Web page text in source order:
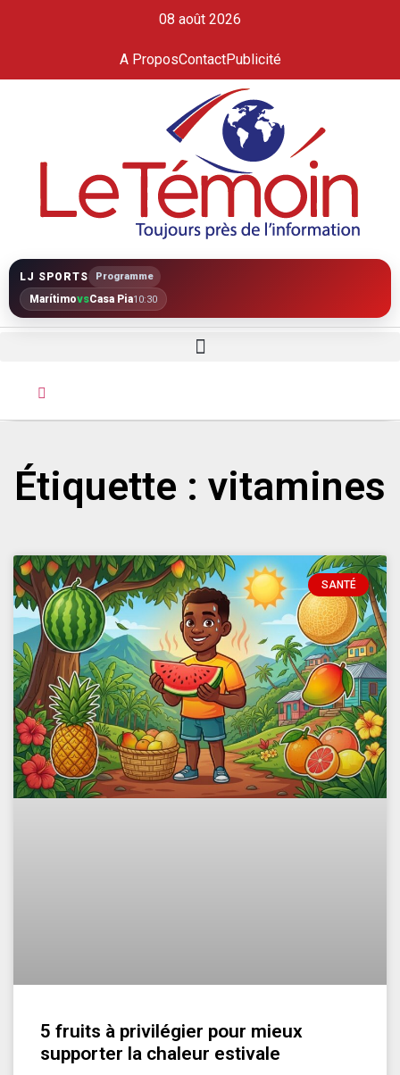
08 août 2026
A ProposContactPublicité
LJ SPORTS Programme
MarítimovsCasa Pia10:30
Étiquette : vitamines
SANTÉ
5 fruits à privilégier pour mieux
supporter la chaleur estivale